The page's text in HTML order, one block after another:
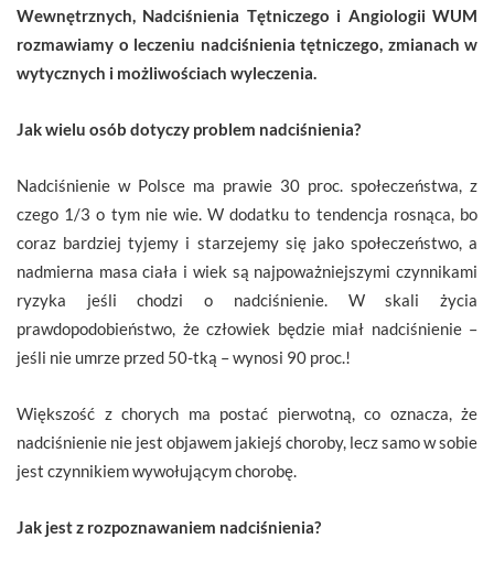
Wewnętrznych, Nadciśnienia Tętniczego i Angiologii WUM
rozmawiamy o leczeniu nadciśnienia tętniczego, zmianach w
wytycznych i możliwościach wyleczenia.
Jak wielu osób dotyczy problem nadciśnienia?
Nadciśnienie w Polsce ma prawie 30 proc. społeczeństwa, z
czego 1/3 o tym nie wie. W dodatku to tendencja rosnąca, bo
coraz bardziej tyjemy i starzejemy się jako społeczeństwo, a
nadmierna masa ciała i wiek są najpoważniejszymi czynnikami
ryzyka jeśli chodzi o nadciśnienie. W skali życia
prawdopodobieństwo, że człowiek będzie miał nadciśnienie –
jeśli nie umrze przed 50-tką – wynosi 90 proc.!
Większość z chorych ma postać pierwotną, co oznacza, że
nadciśnienie nie jest objawem jakiejś choroby, lecz samo w sobie
jest czynnikiem wywołującym chorobę.
Jak jest z rozpoznawaniem nadciśnienia?